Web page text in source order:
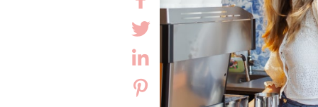


